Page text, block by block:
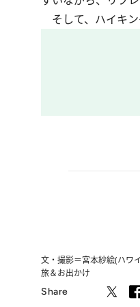
そして、ハイキ
文・撮影＝宮本紗絵(ハワ
旅＆お出かけ
Share